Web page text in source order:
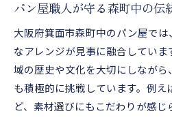
パン屋職人が守る森町中の伝
大阪府箕面市森町中のパン屋で
なアレンジが見事に融合してい
域の歴史や文化を大切にしなが
も積極的に挑戦しています。例え
ど、素材選びにもこだわりが感じ